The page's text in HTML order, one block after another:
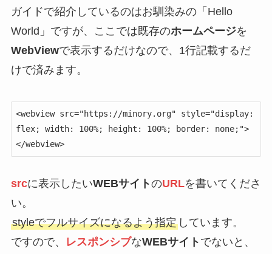
ガイドで紹介しているのはお馴染みの「Hello
World」ですが、ここでは既存のホームページを
WebViewで表示するだけなので、1行記載するだ
けで済みます。
<webview src="https://minory.org" style="display:
flex; width: 100%; height: 100%; border: none;">
</webview>
srcに表示したいWEBサイトのURLを書いてくださ
い。
styleでフルサイズになるよう指定しています。
ですので、
レスポンシブなWEBサイト でないと、